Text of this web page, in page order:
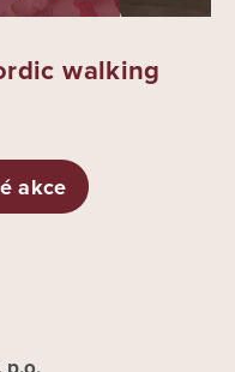
walking
akce